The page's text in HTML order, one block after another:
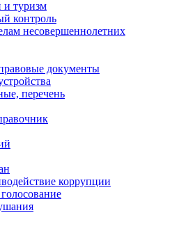
и туризм
контроль
несовершеннолетних
документы
перечень
коррупции